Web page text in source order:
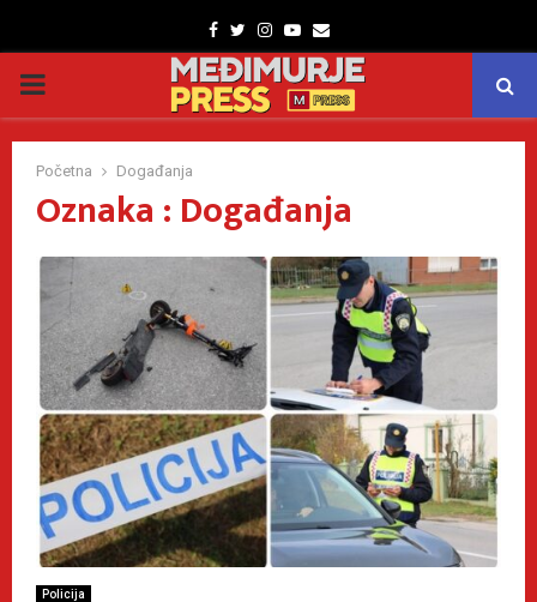
Facebook
TwitterInstagram
Youtube
Email
PRIMARY
MENU
Početna Događanja
Oznaka : Događanja
Policija